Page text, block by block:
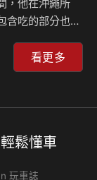
，他在沖繩所
含吃的部分也一
賽芭與黃總怎麼
看更多
鬆懂車
玩車誌